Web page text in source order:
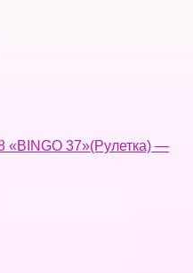
37»(Рулетка) —